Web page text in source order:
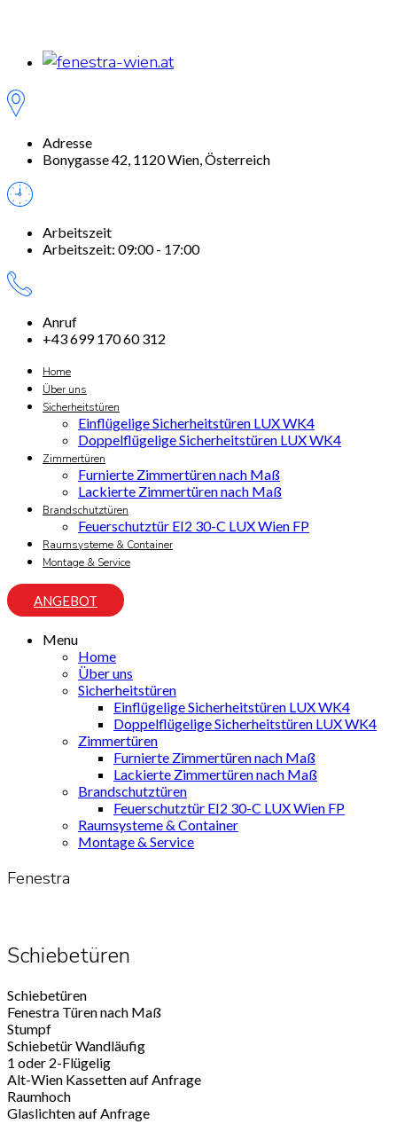
Adresse
Bonygasse 42, 1120 Wien, Österreich
Arbeitszeit
Arbeitszeit: 09:00 - 17:00
Anruf
+43 699 170 60 312
Home
Über uns
Sicherheitstüren
Einflügelige Sicherheitstüren LUX WK4
Doppelflügelige Sicherheitstüren LUX WK4
Zimmertüren
Furnierte Zimmertüren nach Maß
Lackierte Zimmertüren nach Maß
Brandschutztüren
Feuerschutztür EI2 30-C LUX Wien FP
Raumsysteme & Container
Montage & Service
ANGEBOT
Menu
Home
Über uns
Sicherheitstüren
Einflügelige Sicherheitstüren LUX WK4
Doppelflügelige Sicherheitstüren LUX WK4
Zimmertüren
Furnierte Zimmertüren nach Maß
Lackierte Zimmertüren nach Maß
Brandschutztüren
Feuerschutztür EI2 30-C LUX Wien FP
Raumsysteme & Container
Montage & Service
Fenestra
Schiebetüren
Schiebetüren
Fenestra Türen nach Maß
Stumpf
Schiebetür Wandläufig
1 oder 2-Flügelig
Alt-Wien Kassetten auf Anfrage
Raumhoch
Glaslichten auf Anfrage